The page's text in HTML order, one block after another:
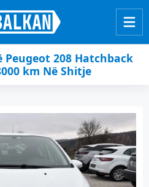
Peugeot 208 Hatchback
km Në Shitje